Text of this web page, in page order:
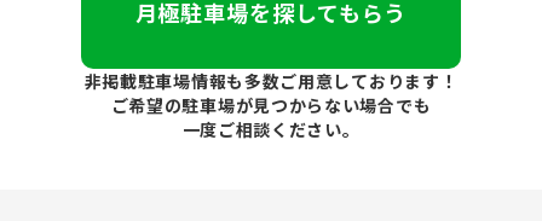
月極駐車場を探してもらう
非掲載駐車場情報も多数ご用意しております！
ご希望の駐車場が見つからない場合でも
一度ご相談ください。